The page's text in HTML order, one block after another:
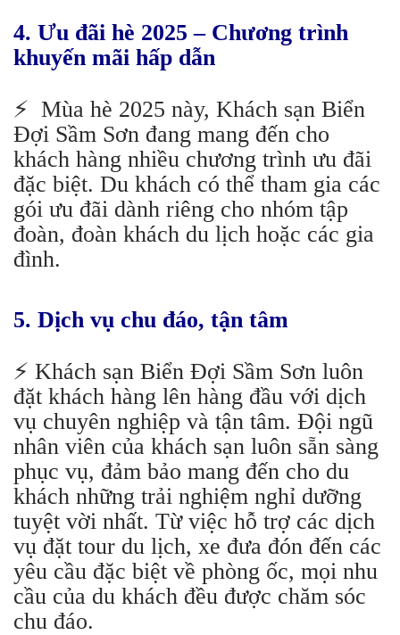
4. Ưu đãi hè 2025 – Chương trình
khuyến mãi hấp dẫn
⚡️ Mùa hè 2025 này, Khách sạn Biển
Đợi Sầm Sơn đang mang đến cho
khách hàng nhiều chương trình ưu đãi
đặc biệt. Du khách có thể tham gia các
gói ưu đãi dành riêng cho nhóm tập
đoàn, đoàn khách du lịch hoặc các gia
đình.
5. Dịch vụ chu đáo, tận tâm
⚡️ Khách sạn Biển Đợi Sầm Sơn luôn
đặt khách hàng lên hàng đầu với dịch
vụ chuyên nghiệp và tận tâm. Đội ngũ
nhân viên của khách sạn luôn sẵn sàng
phục vụ, đảm bảo mang đến cho du
khách những trải nghiệm nghỉ dưỡng
tuyệt vời nhất. Từ việc hỗ trợ các dịch
vụ đặt tour du lịch, xe đưa đón đến các
yêu cầu đặc biệt về phòng ốc, mọi nhu
cầu của du khách đều được chăm sóc
chu đáo.